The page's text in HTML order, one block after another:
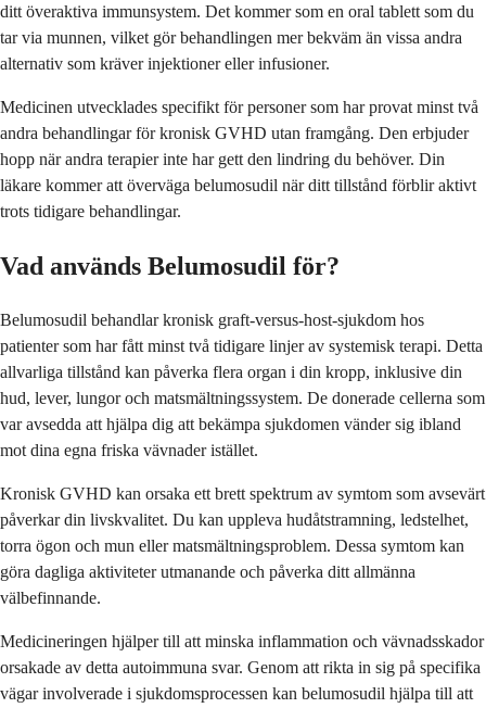
ditt överaktiva immunsystem. Det kommer som en oral tablett som du
tar via munnen, vilket gör behandlingen mer bekväm än vissa andra
alternativ som kräver injektioner eller infusioner.
Medicinen utvecklades specifikt för personer som har provat minst två
andra behandlingar för kronisk GVHD utan framgång. Den erbjuder
hopp när andra terapier inte har gett den lindring du behöver. Din
läkare kommer att överväga belumosudil när ditt tillstånd förblir aktivt
trots tidigare behandlingar.
Vad används Belumosudil för?
Belumosudil behandlar kronisk graft-versus-host-sjukdom hos
patienter som har fått minst två tidigare linjer av systemisk terapi. Detta
allvarliga tillstånd kan påverka flera organ i din kropp, inklusive din
hud, lever, lungor och matsmältningssystem. De donerade cellerna som
var avsedda att hjälpa dig att bekämpa sjukdomen vänder sig ibland
mot dina egna friska vävnader istället.
Kronisk GVHD kan orsaka ett brett spektrum av symtom som avsevärt
påverkar din livskvalitet. Du kan uppleva hudåtstramning, ledstelhet,
torra ögon och mun eller matsmältningsproblem. Dessa symtom kan
göra dagliga aktiviteter utmanande och påverka ditt allmänna
välbefinnande.
Medicineringen hjälper till att minska inflammation och vävnadsskador
orsakade av detta autoimmuna svar. Genom att rikta in sig på specifika
vägar involverade i sjukdomsprocessen kan belumosudil hjälpa till att